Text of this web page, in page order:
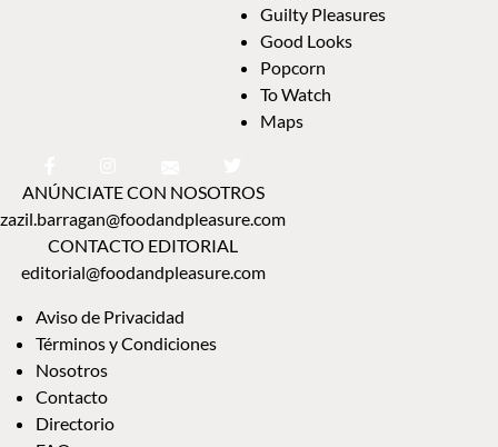
Guilty Pleasures
Good Looks
Popcorn
To Watch
Maps
ANÚNCIATE CON NOSOTROS
zazil.barragan@foodandpleasure.com
CONTACTO EDITORIAL
editorial@foodandpleasure.com
Aviso de Privacidad
Términos y Condiciones
Nosotros
Contacto
Directorio